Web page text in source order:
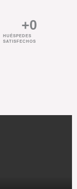
HUÉSPEDES
SATISFECHOS
+0